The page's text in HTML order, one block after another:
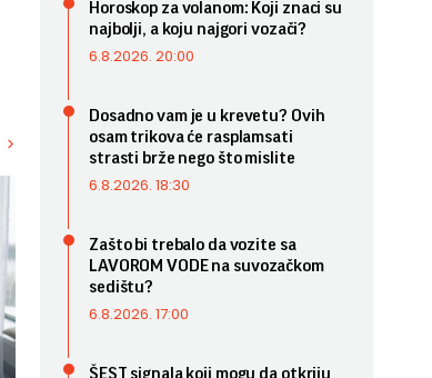
Horoskop za volanom: Koji znaci su
najbolji, a koju najgori vozači?
6.8.2026. 20:00
Dosadno vam je u krevetu? Ovih
osam trikova će rasplamsati
strasti brže nego što mislite
6.8.2026. 18:30
Zašto bi trebalo da vozite sa
LAVOROM VODE na suvozačkom
sedištu?
6.8.2026. 17:00
ŠEST signala koji mogu da otkriju